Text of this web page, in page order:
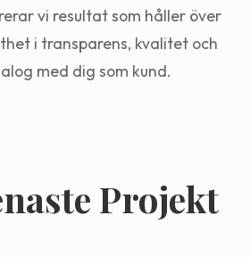
vi resultat som håller över
i transparens, kvalitet och
med dig som kund.
Projekt